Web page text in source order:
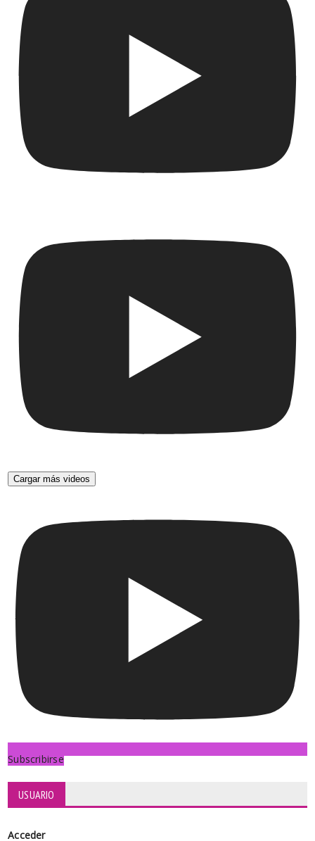
Cargar más videos
Subscribirse
USUARIO
Acceder